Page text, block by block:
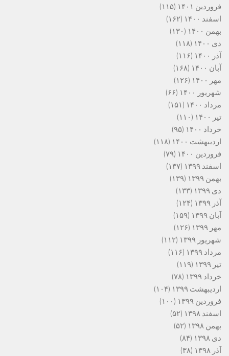
فروردین ۱۴۰۱
(۱۱۵)
اسفند ۱۴۰۰
(۱۶۲)
بهمن ۱۴۰۰
(۱۳۰)
دی ۱۴۰۰
(۱۱۸)
آذر ۱۴۰۰
(۱۱۶)
آبان ۱۴۰۰
(۱۶۸)
مهر ۱۴۰۰
(۱۲۶)
شهریور ۱۴۰۰
(۶۶)
مرداد ۱۴۰۰
(۱۵۱)
تیر ۱۴۰۰
(۱۱۰)
خرداد ۱۴۰۰
(۹۵)
اردیبهشت ۱۴۰۰
(۱۱۸)
فروردین ۱۴۰۰
(۷۹)
اسفند ۱۳۹۹
(۱۳۷)
بهمن ۱۳۹۹
(۱۳۹)
دی ۱۳۹۹
(۱۳۳)
آذر ۱۳۹۹
(۱۲۴)
آبان ۱۳۹۹
(۱۵۹)
مهر ۱۳۹۹
(۱۲۶)
شهریور ۱۳۹۹
(۱۱۲)
مرداد ۱۳۹۹
(۱۱۶)
تیر ۱۳۹۹
(۱۱۹)
خرداد ۱۳۹۹
(۷۸)
اردیبهشت ۱۳۹۹
(۱۰۴)
فروردین ۱۳۹۹
(۱۰۰)
اسفند ۱۳۹۸
(۵۲)
بهمن ۱۳۹۸
(۵۲)
دی ۱۳۹۸
(۸۴)
آذر ۱۳۹۸
(۳۸)